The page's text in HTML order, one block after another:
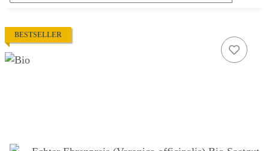
BESTSELLER